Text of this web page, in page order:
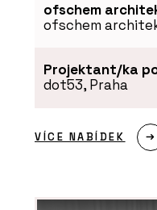
SLUŽBY
ofschem
ofschem
Projektant/ka
dot53, Praha
VÍCE NABÍDEK